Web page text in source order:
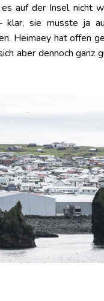
auf der Insel nicht
klar, sie musste ja
Heimaey hat offen
aber dennoch ganz